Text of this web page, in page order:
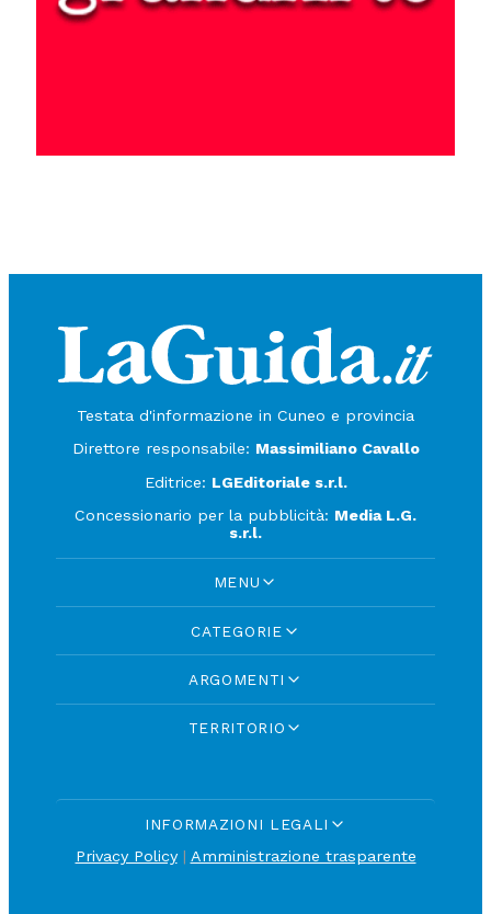
Testata d'informazione in Cuneo e provincia
Direttore responsabile: Massimiliano Cavallo
Editrice: LGEditoriale s.r.l.
Concessionario per la pubblicità: Media L.G.
s.r.l.
MENU
CATEGORIE
ARGOMENTI
TERRITORIO
INFORMAZIONI LEGALI
Privacy Policy| Amministrazione trasparente